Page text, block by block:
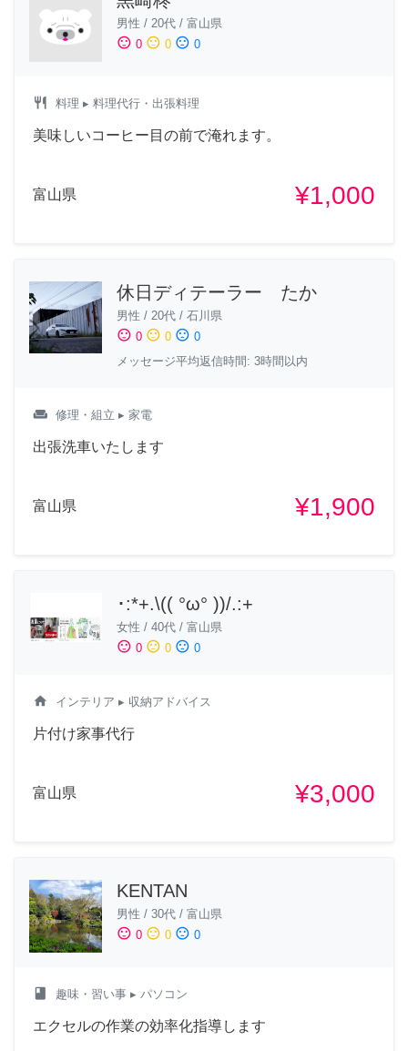
男性 / 20代 / 富山県
sentiment_satisfied 0 sentiment_neutral 0 sentiment_dissatisfied 0
restaurant 料理 ▸ 料理代行・出張料理
美味しいコーヒー目の前で淹れます。
富山県 ¥1,000
休日ディテーラー たか
男性 / 20代 / 石川県
sentiment_satisfied 0 sentiment_neutral 0 sentiment_dissatisfied 0
メッセージ平均返信時間: 3時間以内
weekend 修理・組立 ▸ 家電
出張洗車いたします
富山県 ¥1,900
･:*+.\(( °ω° ))/.:+
女性 / 40代 / 富山県
sentiment_satisfied 0 sentiment_neutral 0 sentiment_dissatisfied 0
home インテリア ▸ 収納アドバイス
片付け家事代行
富山県 ¥3,000
KENTAN
男性 / 30代 / 富山県
sentiment_satisfied 0 sentiment_neutral 0 sentiment_dissatisfied 0
class 趣味・習い事 ▸ パソコン
エクセルの作業の効率化指導します